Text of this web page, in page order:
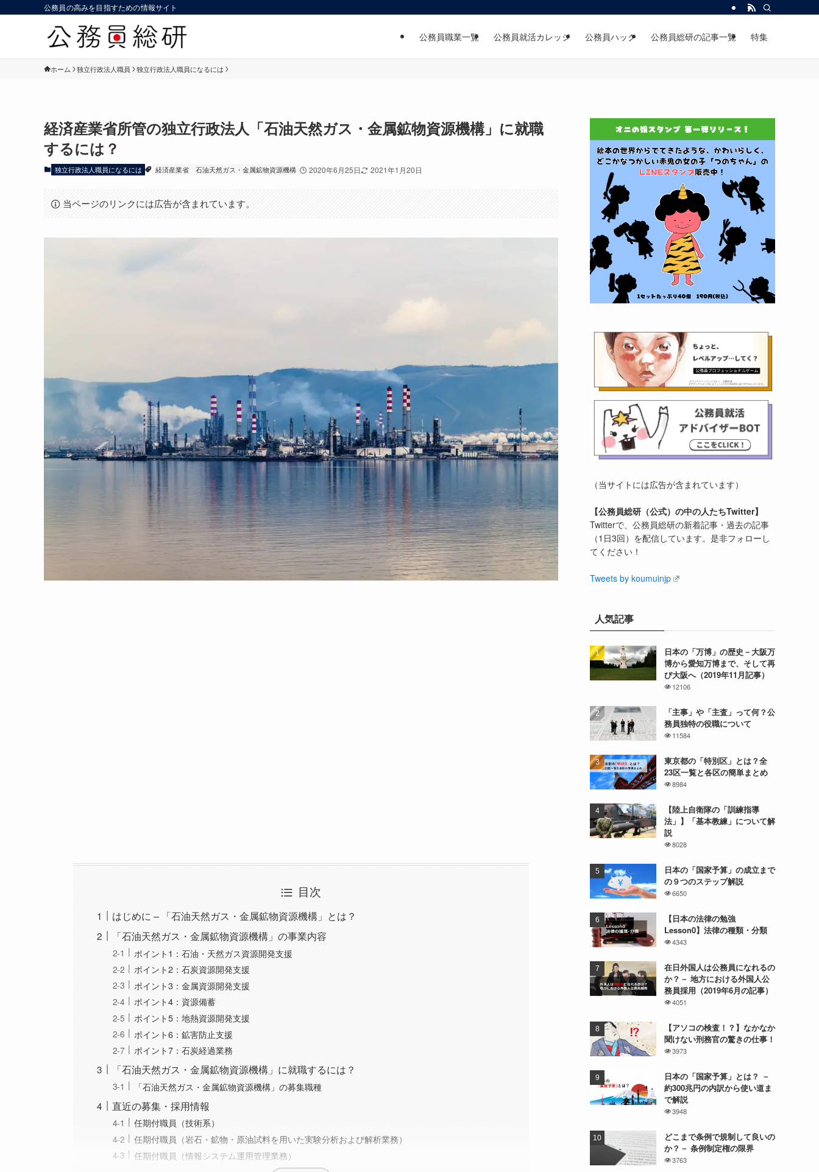
公務員の高みを目指すための情報サイト
公務員職業一覧 公務員就活カレッジ 公務員ハック 公務員総研の記事一覧 特集
ホーム 独立行政法人職員 独立行政法人職員になるには
経済産業省所管の独立行政法人「石油天然ガス・金属鉱物資源機構」に就職
するには？
独立行政法人職員になるには 経済産業省 石油天然ガス・金属鉱物資源機構 2020年6月25日 2021年1月20日
当ページのリンクには広告が含まれています。
目次
はじめに – 「石油天然ガス・金属鉱物資源機構」とは？
「石油天然ガス・金属鉱物資源機構」の事業内容
ポイント1：石油・天然ガス資源開発支援
ポイント2：石炭資源開発支援
ポイント3：金属資源開発支援
ポイント4：資源備蓄
ポイント5：地熱資源開発支援
ポイント6：鉱害防止支援
ポイント7：石炭経過業務
「石油天然ガス・金属鉱物資源機構」に就職するには？
「石油天然ガス・金属鉱物資源機構」の募集職種
直近の募集・採用情報
任期付職員（技術系）
任期付職員（岩石・鉱物・原油試料を用いた実験分析および解析業務）
任期付職員（情報システム運用管理業務）
（当サイトには広告が含まれています）
【公務員総研（公式）の中の人たちTwitter】
Twitterで、公務員総研の新着記事・過去の記事
（1日3回）を配信しています。是非フォローし
てください！
Tweets by koumuinjp
人気記事
日本の「万博」の歴史－大阪万
博から愛知万博まで、そして再
び大阪へ（2019年11月記事）
12106
「主事」や「主査」って何？公
務員独特の役職について
11584
東京都の「特別区」とは？全
23区一覧と各区の簡単まとめ
8984
【陸上自衛隊の「訓練指導
法」】「基本教練」について解
説
8028
日本の「国家予算」の成立まで
の９つのステップ解説
6650
【日本の法律の勉強
Lesson0】法律の種類・分類
4343
在日外国人は公務員になれるの
か？－ 地方における外国人公
務員採用（2019年6月の記事）
4051
【アソコの検査！？】なかなか
聞けない刑務官の驚きの仕事！
3973
日本の「国家予算」とは？ －
約300兆円の内訳から使い道ま
で解説
3948
どこまで条例で規制して良いの
か？－ 条例制定権の限界
3763